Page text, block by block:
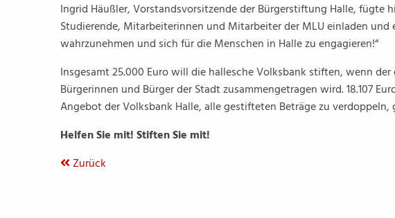
Ingrid Häußler, Vorstandsvorsitzende der Bürgerstiftung Halle, fügte
Studierende, Mitarbeiterinnen und Mitarbeiter der MLU einladen
wahrzunehmen und sich für die Menschen in Halle zu engagieren!“
Insgesamt 25.000 Euro will die hallesche Volksbank stiften, wenn
Bürgerinnen und Bürger der Stadt zusammengetragen wird. 18.107
Angebot der Volksbank Halle, alle gestifteten Beträge zu verdoppeln,
Helfen Sie mit! Stiften Sie mit!
Zurück